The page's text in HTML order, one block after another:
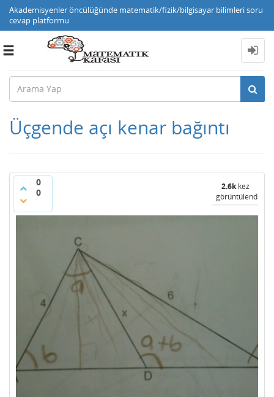
Akademisyenler öncülüğünde matematik/fizik/bilgisayar bilimleri soru
cevap platformu
Toggle
Üçgende açı kenar bağıntı
0
0
2.6kkez
görüntülendi